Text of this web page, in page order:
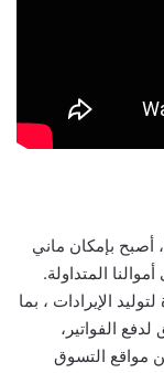
أصبح بإمكان ماني
المتداولة.
الإيرادات ، بما
الفواتير،
مواقع التسوق